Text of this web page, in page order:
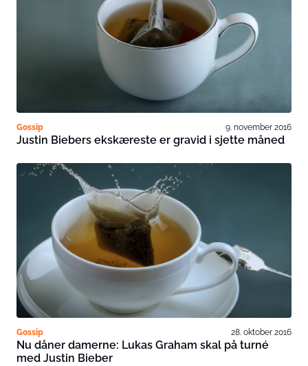
Gossip 9. november 2016
Justin Biebers ekskæreste er gravid i sjette måned
Gossip 28. oktober 2016
Nu dåner damerne: Lukas Graham skal på turné
med Justin Bieber